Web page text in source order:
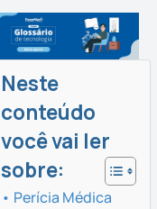
Neste
conteúdo
você vai ler
sobre:
Perícia Médica